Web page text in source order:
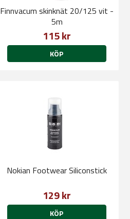
Finnvacum skinknät 20/125 vit -
5m
115 kr
KÖP
Nokian Footwear Siliconstick
129 kr
KÖP